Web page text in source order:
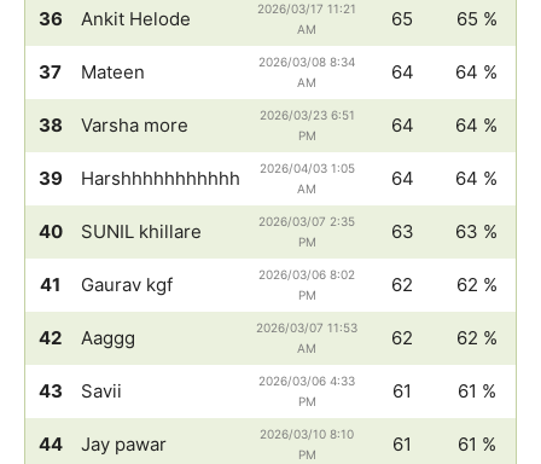
36 Ankit Helode
2026/03/17 11:21
AM
65 65 %
37 Mateen
2026/03/08 8:34
AM
64 64 %
38 Varsha more
2026/03/23 6:51
PM
64 64 %
39 Harshhhhhhhhhhh
2026/04/03 1:05
AM
64 64 %
40 SUNIL khillare
2026/03/07 2:35
PM
63 63 %
41 Gaurav kgf
2026/03/06 8:02
PM
62 62 %
42 Aaggg
2026/03/07 11:53
AM
62 62 %
43 Savii
2026/03/06 4:33
PM
61 61 %
44 Jay pawar
2026/03/10 8:10
PM
61 61 %